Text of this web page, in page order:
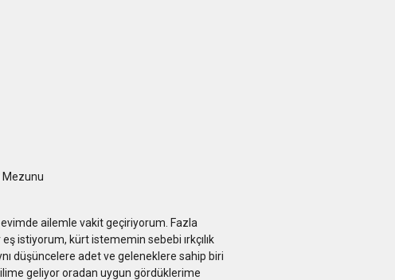
ailemle vakit geçiriyorum. Fazla
istiyorum, kürt istememin sebebi ırkçılık
düşüncelere adet ve geleneklere sahip biri
geliyor oradan uygun gördüklerime